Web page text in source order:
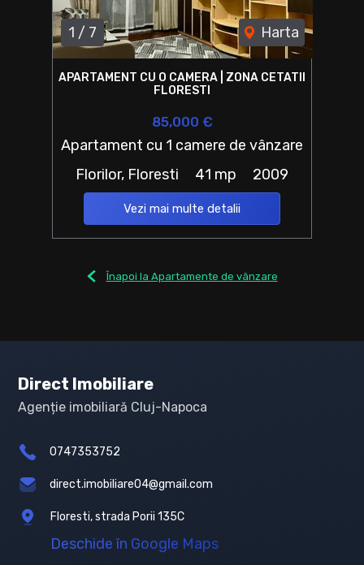
1 / 7 Harta
APARTAMENT CU O CAMERA | ZONA CETATII
FLORESTI
85,000 €
Apartament cu 1 camere de vânzare
Florilor, Floresti
41 mp 2009
Vezi mai multe detalii
Înapoi la Apartamente de vânzare
Direct Imobiliare
Agenție imobiliară Cluj-Napoca
0747353752
direct.imobiliare04@gmail.com
Floresti, strada Porii 135C
Deschide în Google Maps